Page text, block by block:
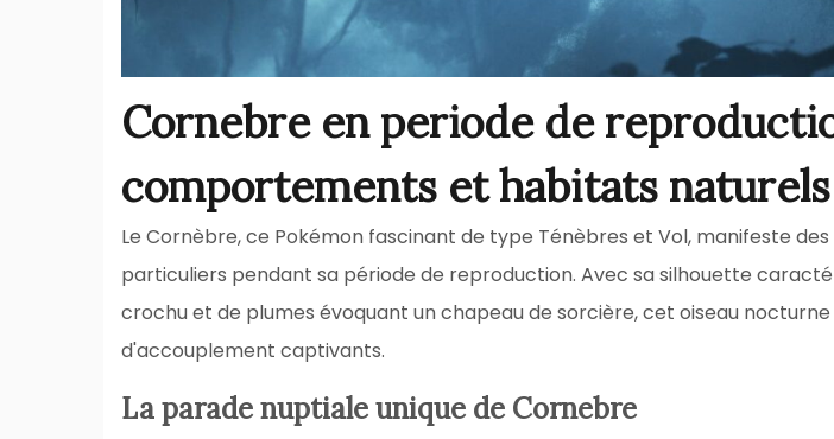
Cornebre en periode de
comportements et habitats naturels
Le Cornèbre, ce Pokémon fascinant de type Ténèbres et Vol, manifeste
particuliers pendant sa période de reproduction. Avec sa silhouette
crochu et de plumes évoquant un chapeau de sorcière, cet oiseau
d'accouplement captivants.
La parade nuptiale unique de Cornebre